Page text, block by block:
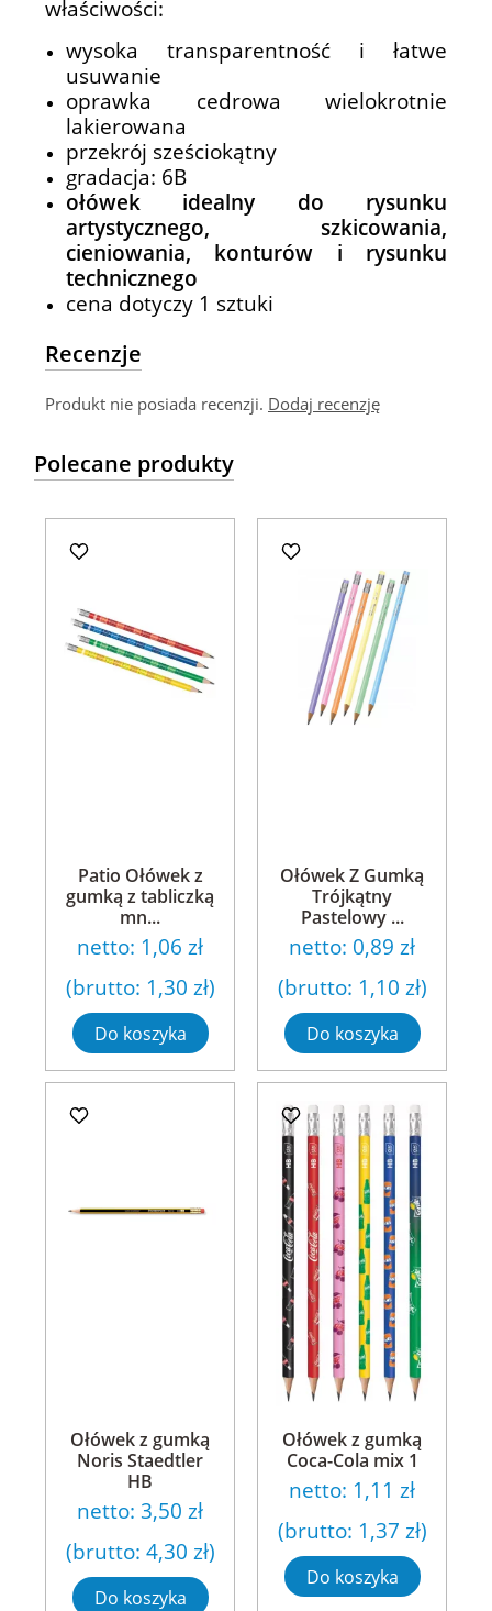
właściwości:
wysoka transparentność i łatwe
usuwanie
oprawka cedrowa wielokrotnie
lakierowana
przekrój sześciokątny
gradacja: 6B
ołówek idealny do rysunku
artystycznego, szkicowania,
cieniowania, konturów i rysunku
technicznego
cena dotyczy 1 sztuki
Recenzje
Produkt nie posiada recenzji. Dodaj recenzję
Polecane produkty
Patio Ołówek z
gumką z tabliczką
mn...
netto: 1,06 zł
(brutto: 1,30 zł)
Do koszyka
Ołówek Z Gumką
Trójkątny
Pastelowy ...
netto: 0,89 zł
(brutto: 1,10 zł)
Do koszyka
Ołówek z gumką
Noris Staedtler
HB
netto: 3,50 zł
(brutto: 4,30 zł)
Do koszyka
Ołówek z gumką
Coca-Cola mix 1
netto: 1,11 zł
(brutto: 1,37 zł)
Do koszyka